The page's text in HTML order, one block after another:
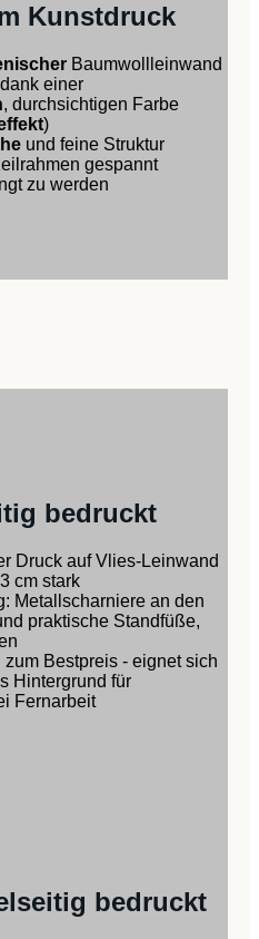
Kunstdruck
Baumwollleinwand
einer
, durchsichtigen Farbe
)
und feine Struktur
gespannt
zu werden
bedruckt
Druck auf Vlies-Leinwand
cm stark
Metallscharniere an den
praktische Standfüße,
Bestpreis - eignet sich
Hintergrund für
Fernarbeit
bedruckt